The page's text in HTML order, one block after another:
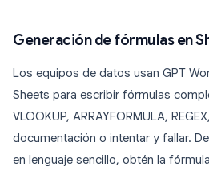
Generación de fórmulas en
Los equipos de datos usan GPT
Sheets para escribir fórmulas
VLOOKUP, ARRAYFORMULA,
documentación o intentar y fallar.
en lenguaje sencillo, obtén la